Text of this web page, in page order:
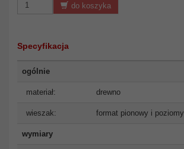
do koszyka
Specyfikacja
ogólnie
materiał: drewno
wieszak: format pionowy i poziomy
wymiary